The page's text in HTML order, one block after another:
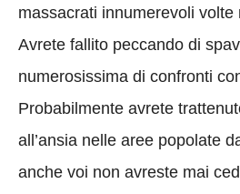
massacrati innumerevoli volte
Avrete fallito peccando di
numerosissima di confronti
Probabilmente avrete
all’ansia nelle aree popolate
anche voi non avreste mai